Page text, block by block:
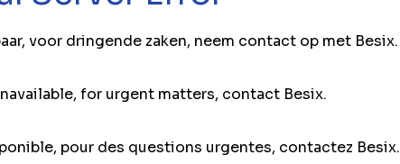
voor dringende zaken, neem contact op met Besix.
for urgent matters, contact Besix.
pour des questions urgentes, contactez Besix.